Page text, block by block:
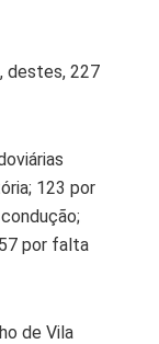
destes, 227
123 por
por falta
de Vila